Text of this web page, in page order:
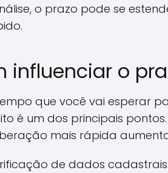
o prazo pode se
influenciar o
que você vai esperar
é um dos principais
mais rápida
de dados cadastrais.